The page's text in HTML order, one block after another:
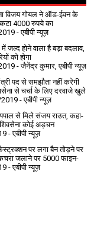
विजय गोयल ने ऑड-ईवन के
कटा 4000 रुपये का
- एबीपी न्यूज़
जल्द होने वाला है बड़ा बदलाव,
को होगा
- जैनेंद्र कुमार, एबीपी न्यूज़
पद से समझौता नहीं करेगी
से चर्चा के लिए दरवाजे खुले
- एबीपी न्यूज़
से मिले संजय राउत, कहा-
कोई अड़चन
- एबीपी न्यूज़
पर लगा बैन तोड़ने पर
जलाने पर ₹5000 फाइन-
- एबीपी न्यूज़